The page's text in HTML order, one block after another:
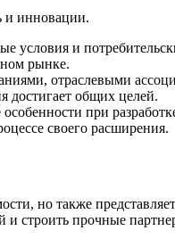
и инновации.
условия и
рынке.
отраслевыми
достигает общих целей.
при
своего расширения.
но также
прочные